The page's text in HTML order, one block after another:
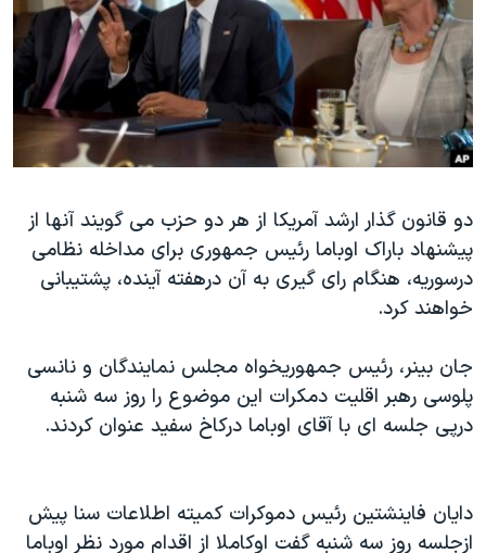
فرهنگ و زندگی
حقوق شهروندی
اقتصادی
علم و فناوری
گالری عکس
آرشیو پخش زنده
مستندها
انتخابات ریاست جمهوری آمریکا ۲۰۲۴
حمله جمهوری اسلامی به اسرائیل
رمز مهسا
اعتراضات زن، زندگی، آزادی
مجموعه مستندهای دادخواهی
تریبونال مردمی آبان ۹۸
چهل سال گروگان‌گیری
قانون شفافیت دارائی کادر رهبری ایران
نرگس محمدی برنده جایزه نوبل صلح
دنبال کنید
زبانهای مختلف
دو قانون گذار ارشد آمریکا از هر دو حزب می گویند آنها از
پیشنهاد باراک اوباما رئیس جمهوری برای مداخله نظامی
درسوریه، هنگام رای گیری به آن درهفته آینده، پشتیبانی
خواهند کرد.
جان بینر، رئیس جمهوریخواه مجلس نمایندگان و نانسی
پلوسی رهبر اقلیت دمکرات این موضوع را روز سه شنبه
درپی جلسه ای با آقای اوباما درکاخ سفید عنوان کردند.
دایان فاینشتین رئیس دموکرات کمیته اطلاعات سنا پیش
ازجلسه روز سه شنبه گفت اوکاملا از اقدام مورد نظر اوباما